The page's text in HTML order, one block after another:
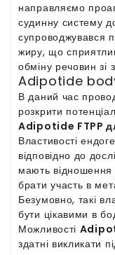
направляємо
судинну систему
супроводжувався
жиру, що
обміну речовин
Adipotide
В даний час
розкрити
Adipotide FTPP
Властивості
відповідно до
мають
брати участь в
Безумовно, такі
бути цікавими в
Можливості
здатні викликати